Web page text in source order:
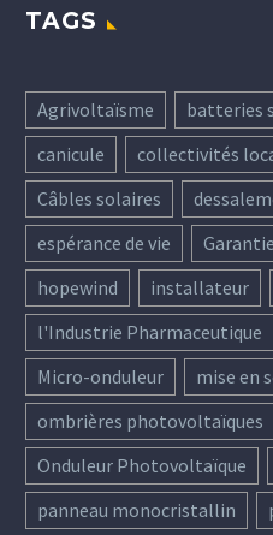
TAGS
Agrivoltaïsme batteries
canicule
collectivités
Câbles solaires
espérance de vie
hopewind
installateur
l'Industrie Pharmaceutique
Micro-onduleur
mise en
ombrières photovoltaïques
Onduleur Photovoltaïque
panneau monocristallin